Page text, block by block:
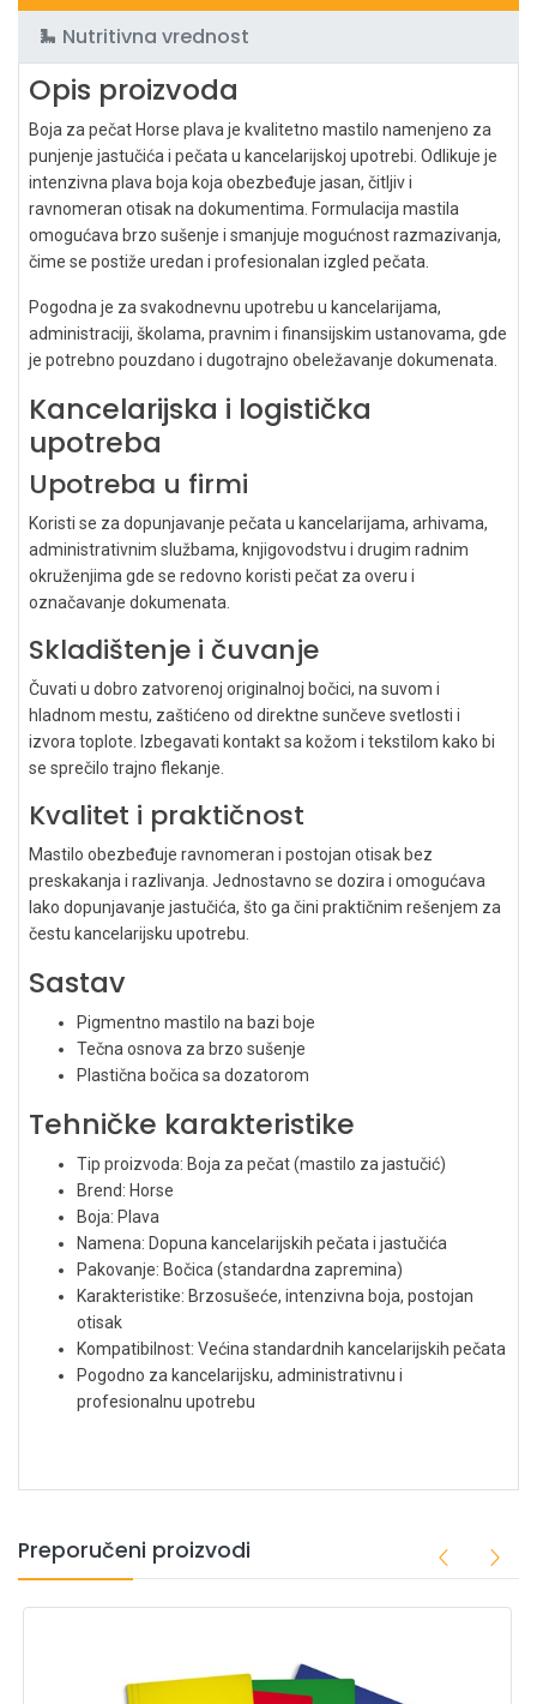
Nutritivna vrednost
Opis proizvoda
Boja za pečat Horse plava je kvalitetno mastilo namenjeno za
punjenje jastučića i pečata u kancelarijskoj upotrebi. Odlikuje je
intenzivna plava boja koja obezbeđuje jasan, čitljiv i
ravnomeran otisak na dokumentima. Formulacija mastila
omogućava brzo sušenje i smanjuje mogućnost razmazivanja,
čime se postiže uredan i profesionalan izgled pečata.
Pogodna je za svakodnevnu upotrebu u kancelarijama,
administraciji, školama, pravnim i finansijskim ustanovama, gde
je potrebno pouzdano i dugotrajno obeležavanje dokumenata.
Kancelarijska i logistička
upotreba
Upotreba u firmi
Koristi se za dopunjavanje pečata u kancelarijama, arhivama,
administrativnim službama, knjigovodstvu i drugim radnim
okruženjima gde se redovno koristi pečat za overu i
označavanje dokumenata.
Skladištenje i čuvanje
Čuvati u dobro zatvorenoj originalnoj bočici, na suvom i
hladnom mestu, zaštićeno od direktne sunčeve svetlosti i
izvora toplote. Izbegavati kontakt sa kožom i tekstilom kako bi
se sprečilo trajno flekanje.
Kvalitet i praktičnost
Mastilo obezbeđuje ravnomeran i postojan otisak bez
preskakanja i razlivanja. Jednostavno se dozira i omogućava
lako dopunjavanje jastučića, što ga čini praktičnim rešenjem za
čestu kancelarijsku upotrebu.
Sastav
Pigmentno mastilo na bazi boje
Tečna osnova za brzo sušenje
Plastična bočica sa dozatorom
Tehničke karakteristike
Tip proizvoda: Boja za pečat (mastilo za jastučić)
Brend: Horse
Boja: Plava
Namena: Dopuna kancelarijskih pečata i jastučića
Pakovanje: Bočica (standardna zapremina)
Karakteristike: Brzosušeće, intenzivna boja, postojan
otisak
Kompatibilnost: Većina standardnih kancelarijskih pečata
Pogodno za kancelarijsku, administrativnu i
profesionalnu upotrebu
Preporučeni proizvodi